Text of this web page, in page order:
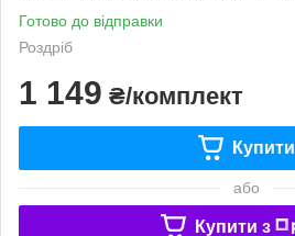
Готово до відправки
Роздріб
1 149 ₴/комплект
Купити
або
Купити з